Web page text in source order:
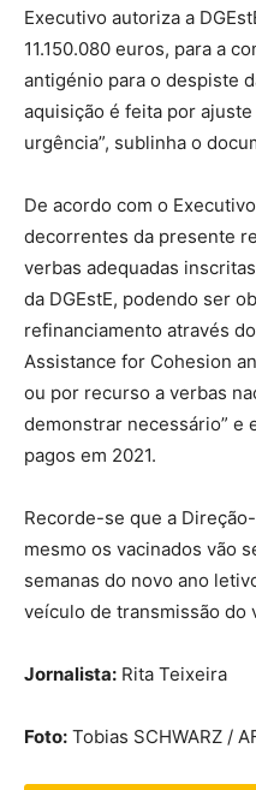
Executivo autoriza a
11.150.080 euros, para a
antigénio para o despiste
aquisição é feita por
urgência”, sublinha o
De acordo com o
decorrentes da presente
verbas adequadas
da DGEstE, podendo ser
refinanciamento através
Assistance for Cohesion
ou por recurso a verbas
demonstrar necessário” e
pagos em 2021.
Recorde-se que a
mesmo os vacinados vão
semanas do novo ano
veículo de transmissão do
Jornalista: Rita Teixeira
Foto: Tobias SCHWARZ /